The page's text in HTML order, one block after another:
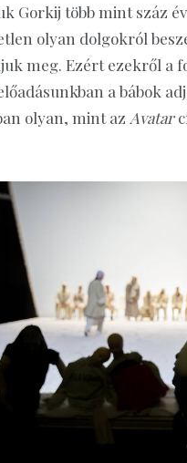
Gorkij több mint száz
olyan dolgokról
meg. Ezért ezekről a
a bábok
olyan, mint az Avatar